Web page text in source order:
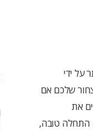
על ידי
שלכם אם
את
התחלה טובה,